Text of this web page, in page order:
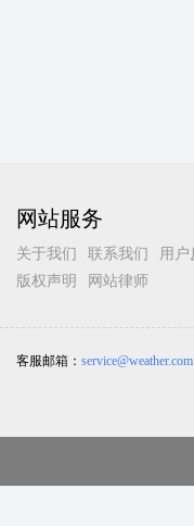
网站服务
关于我们 联系我们
用户
版权声明
网站律师
客服邮箱：